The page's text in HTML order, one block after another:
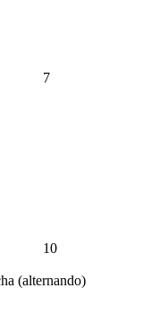
7
10
(alternando)